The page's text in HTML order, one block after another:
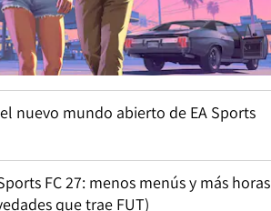
nuevo mundo abierto de EA Sports
FC 27: menos menús y más horas
que trae FUT)